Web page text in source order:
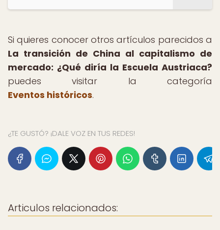
Si quieres conocer otros artículos parecidos a
La transición de China al capitalismo de
mercado: ¿Qué diría la Escuela Austriaca?
puedes visitar la categoría
Eventos históricos.
¿TE GUSTÓ? ¡DALE VOZ EN TUS REDES!
Articulos relacionados: